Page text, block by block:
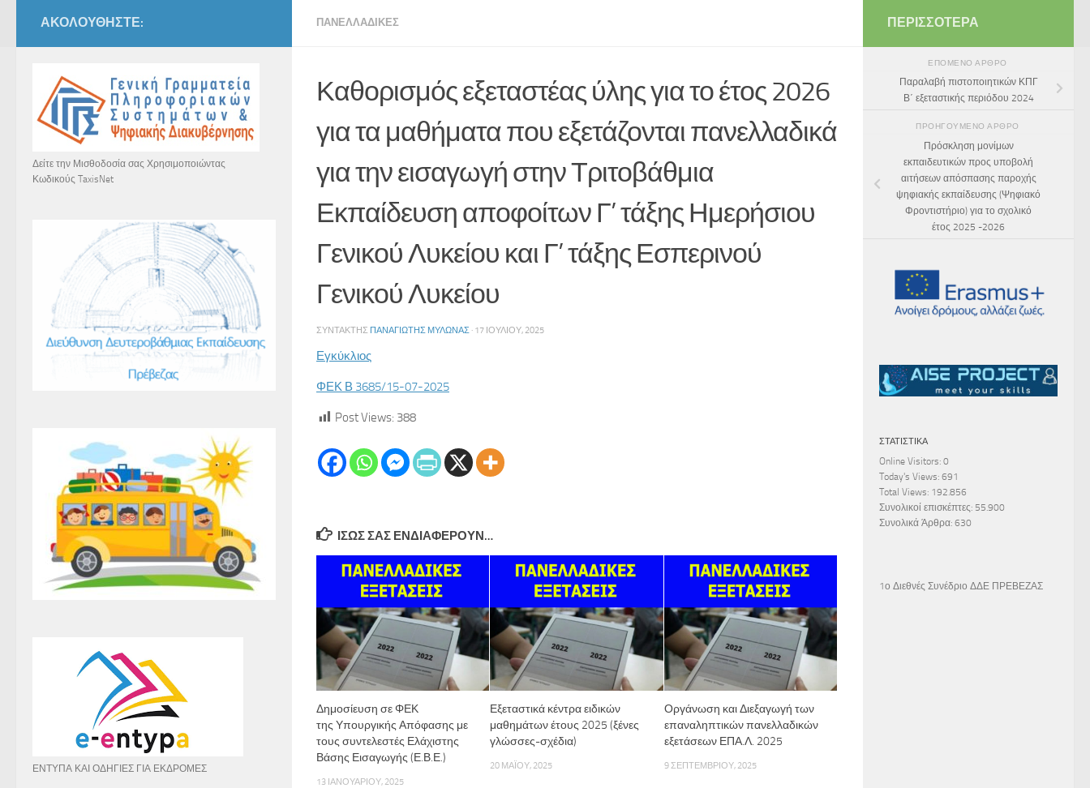
ΠΑΝΕΛΛΑΔΙΚΈΣ
Καθορισμός εξεταστέας ύλης για το έτος 2026
για τα μαθήματα που εξετάζονται πανελλαδικά
για την εισαγωγή στην Τριτοβάθμια
Εκπαίδευση αποφοίτων Γ’ τάξης Ημερήσιου
Γενικού Λυκείου και Γ’ τάξης Εσπερινού
Γενικού Λυκείου
ΣΥΝΤΆΚΤΗΣ ΠΑΝΑΓΙΏΤΗΣ ΜΥΛΩΝΆΣ · 17 ΙΟΥΛΊΟΥ, 2025
Εγκύκλιος
ΦΕΚ Β 3685/15-07-2025
Post Views: 388
ΊΣΩΣ ΣΑΣ ΕΝΔΙΑΦΈΡΟΥΝ…
Δημοσίευση σε ΦΕΚ
της Υπουργικής Απόφασης με
τους συντελεστές Ελάχιστης
Βάσης Εισαγωγής (Ε.Β.Ε.)
13 ΙΑΝΟΥΑΡΊΟΥ, 2025
Εξεταστικά κέντρα ειδικών
μαθημάτων έτους 2025 (ξένες
γλώσσες-σχέδια)
20 ΜΑΪ́ΟΥ, 2025
Οργάνωση και Διεξαγωγή των
επαναληπτικών πανελλαδικών
εξετάσεων ΕΠΑ.Λ. 2025
9 ΣΕΠΤΕΜΒΡΊΟΥ, 2025
ΑΚΟΛΟΥΘΉΣΤΕ:
Δείτε την Μισθοδοσία σας Χρησιμοποιώντας
Κωδικούς TaxisNet
ΕΝΤΥΠΑ ΚΑΙ ΟΔΗΓΙΕΣ ΓΙΑ ΕΚΔΡΟΜΕΣ
ΠΕΡΙΣΣΌΤΕΡΑ
ΕΠΌΜΕΝΟ ΆΡΘΡΟ
Παραλαβή πιστοποιητικών ΚΠΓ
Β΄ εξεταστικής περιόδου 2024
ΠΡΟΗΓΟΎΜΕΝΟ ΆΡΘΡΟ
Πρόσκληση μονίμων
εκπαιδευτικών προς υποβολή
αιτήσεων απόσπασης παροχής
ψηφιακής εκπαίδευσης (Ψηφιακό
Φροντιστήριο) για το σχολικό
έτος 2025 -2026
ΣΤΑΤΙΣΤΙΚΆ
Online Visitors: 0
Today's Views: 691
Total Views: 192.856
Συνολικοί επισκέπτες: 55.900
Συνολικά Άρθρα: 630
1ο Διεθνές Συνέδριο ΔΔΕ ΠΡΕΒΕΖΑΣ